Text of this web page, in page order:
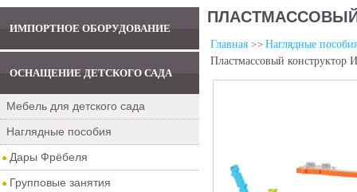
ИМПОРТНОЕ ОБОРУДОВАНИЕ
ОСНАЩЕНИЕ ДЕТСКОГО САДА
Мебель для детского сада
Наглядные пособия
Дары Фрёбеля
Групповые занятия
Главная
Наглядные
Пластмассовый